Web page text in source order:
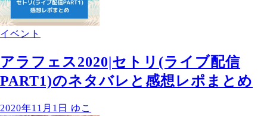
イベント
アラフェス2020|セトリ(ライブ配信
PART1)のネタバレと感想レポまとめ
2020年11月1日 ゆこ